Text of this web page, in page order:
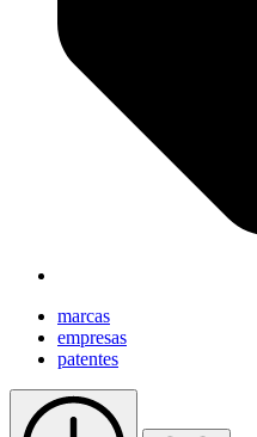
marcas
empresas
patentes